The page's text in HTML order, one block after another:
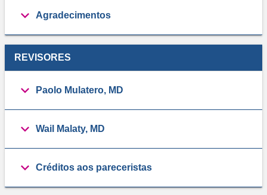
Agradecimentos
REVISORES
Paolo Mulatero, MD
Wail Malaty, MD
Créditos aos pareceristas